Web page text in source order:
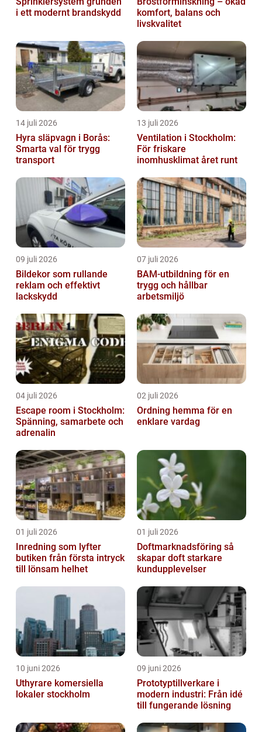
i ett modernt brandskydd
komfort, balans och
livskvalitet
14 juli 2026
Hyra släpvagn i Borås:
Smarta val för trygg
transport
13 juli 2026
Ventilation i Stockholm:
För friskare
inomhusklimat året runt
09 juli 2026
Bildekor som rullande
reklam och effektivt
lackskydd
07 juli 2026
BAM-utbildning för en
trygg och hållbar
arbetsmiljö
04 juli 2026
Escape room i Stockholm:
Spänning, samarbete och
adrenalin
02 juli 2026
Ordning hemma för en
enklare vardag
01 juli 2026
Inredning som lyfter
butiken från första intryck
till lönsam helhet
01 juli 2026
Doftmarknadsföring så
skapar doft starkare
kundupplevelser
10 juni 2026
Uthyrare komersiella
lokaler stockholm
09 juni 2026
Prototyptillverkare i
modern industri: Från idé
till fungerande lösning